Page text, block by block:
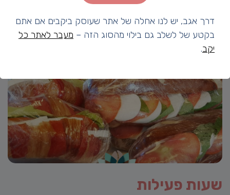
שעות פעילות
דרך אגב, יש לנו אחלה של אתר שעוסק ביקבים אם אתם
בקטע של לשלב גם בילוי מהסוג הזה – מעבר לאתר כל
יקב.